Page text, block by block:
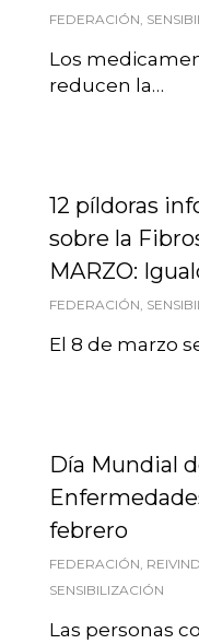
FEDERACIÓN,
Los
reducen la…
12 píldoras
sobre la
MARZO:
FEDERACIÓN,
El 8 de marzo
Día Mundial
febrero
FEDERACIÓN,
SENSIBILIZACIÓN
Las personas